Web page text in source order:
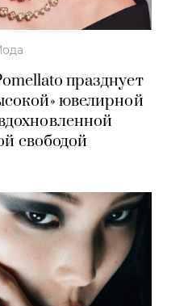
празднует
ювелирной
свободой